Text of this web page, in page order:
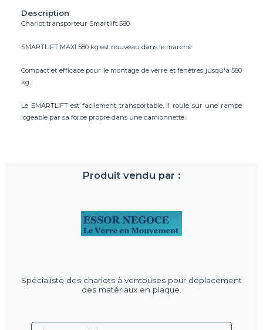
Description
Chariot transporteur Smartlift 580
SMARTLIFT MAXI 580 kg est nouveau dans le marché
Compact et efficace pour le montage de verre et fenêtres jusqu'à 580
kg.
Le SMARTLIFT est facilement transportable, il roule sur une rampe
logeable par sa force propre dans une camionnette.
Produit vendu par :
Spécialiste des chariots à ventouses pour déplacement
des matériaux en plaque.